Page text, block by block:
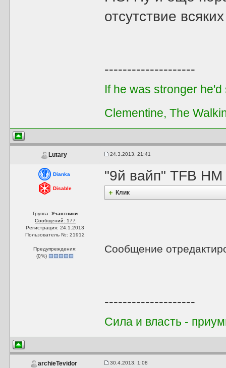
отсутствие
--------------------
If he was stronger
Clementine, The
Lutary 24.3.2013, 21:41
Dianka
Disable
Группа: Участники
Сообщений: 177
Регистрация: 24.1.2013
Пользователь №: 21912
Предупреждения:
(0%)
"9й вайп" TFB HM
Клик
Сообщение
--------------------
Сила и власть -
archieTevidor 30.4.2013, 1:08